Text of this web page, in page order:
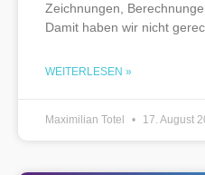
Zeichnungen,
Damit haben wir nicht
WEITERLESEN »
Maximilian Totel 17. August